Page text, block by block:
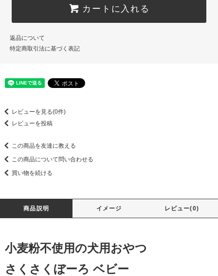
カートに入れる
返品について
特定商取引法に基づく表記
レビューを見る(0件)
レビューを投稿
この商品を友達に教える
この商品について問い合わせる
買い物を続ける
商品説明 イメージ レビュー(0)
小麦粉不使用の犬用おやつ
さくさくぼーろ ベビー